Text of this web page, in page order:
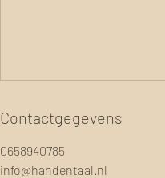
Contactgegevens
0658940785
info@handentaal.nl